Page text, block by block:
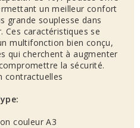
un meilleur confort
grande souplesse dans
Ces caractéristiques se
multifonction bien conçu,
qui cherchent à augmenter
la sécurité.
contractuelles
couleur A3